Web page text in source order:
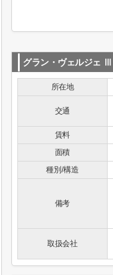
グラン・ヴェルジェ Ⅲ
所在地
交通
賃料
面積
種別/構造
備考
取扱会社